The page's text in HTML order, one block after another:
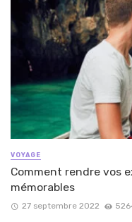
VOYAGE
Comment rendre vos
mémorables
27 septembre 2022